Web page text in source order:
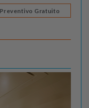
Gratuito